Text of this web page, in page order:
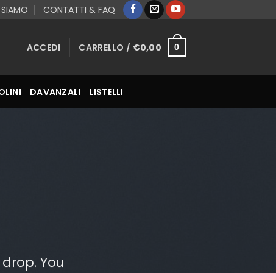
CONTATTI & FAQ
ACCEDI CARRELLO / €0,00 0
DAVANZALI LISTELLI
You